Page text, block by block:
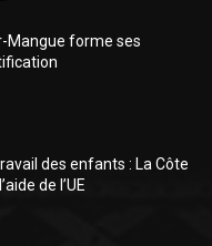
Mangue forme ses
des enfants : La Côte
de l’UE